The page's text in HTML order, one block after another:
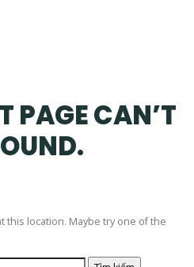
PAGE CAN’T
this location. Maybe try one of the